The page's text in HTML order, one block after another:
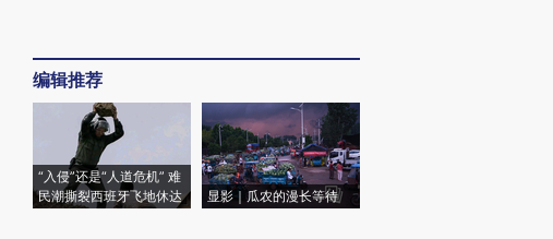
编辑推荐
“入侵”还是“人道危机” 难
民潮撕裂西班牙飞地休达
显影｜瓜农的漫长等待